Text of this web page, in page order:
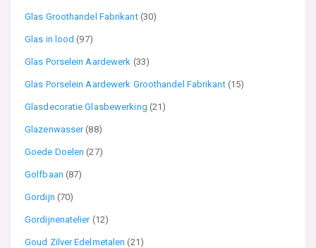
Glas Groothandel Fabrikant (30)
Glas in lood(97)
Glas Porselein Aardewerk (33)
Glas Porselein Aardewerk Groothandel Fabrikant (15)
Glasdecoratie Glasbewerking (21)
Glazenwasser(88)
Goede Doelen(27)
Golfbaan (87)
Gordijn (70)
Gordijnenatelier (12)
Goud Zilver Edelmetalen(21)